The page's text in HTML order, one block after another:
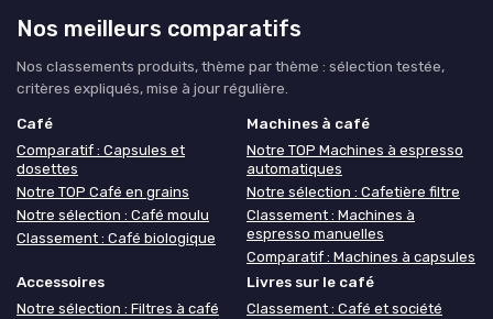
Nos meilleurs comparatifs
Nos classements produits, thème par thème : sélection testée,
critères expliqués, mise à jour régulière.
Café
Comparatif : Capsules et
dosettes
Notre TOP Café en grains
Notre sélection : Café moulu
Classement : Café biologique
Machines à café
Notre TOP Machines à espresso
automatiques
Notre sélection : Cafetière filtre
Classement : Machines à
espresso manuelles
Comparatif : Machines à capsules
Accessoires
Notre sélection : Filtres à café
Livres sur le café
Classement : Café et société